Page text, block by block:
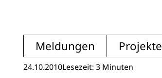
Meldungen Projekte
24.10.2010Lesezeit: 3 Minuten